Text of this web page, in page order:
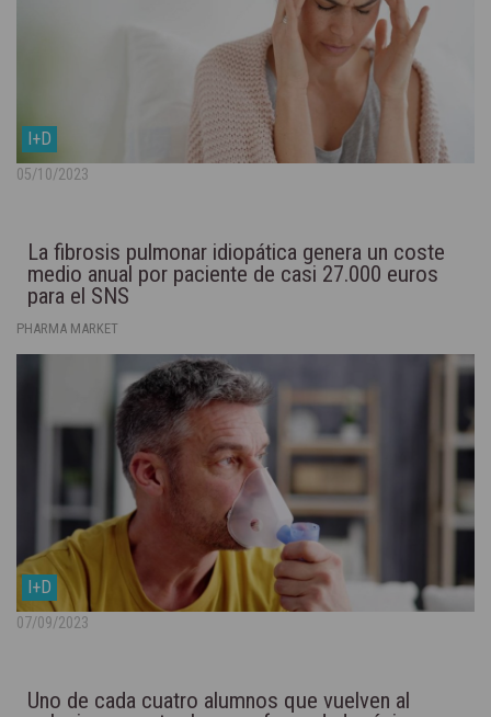
I+D
05/10/2023
La fibrosis pulmonar idiopática genera un coste
medio anual por paciente de casi 27.000 euros
para el SNS
PHARMA MARKET
I+D
07/09/2023
Uno de cada cuatro alumnos que vuelven al